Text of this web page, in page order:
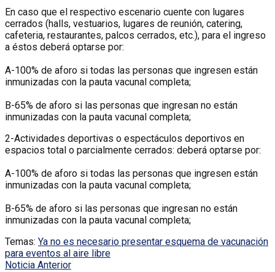
En caso que el respectivo escenario cuente con lugares
cerrados (halls, vestuarios, lugares de reunión, catering,
cafeteria, restaurantes, palcos cerrados, etc.), para el ingreso
a éstos deberá optarse por:
A-100% de aforo si todas las personas que ingresen están
inmunizadas con la pauta vacunal completa;
B-65% de aforo si las personas que ingresan no están
inmunizadas con la pauta vacunal completa;
2-Actividades deportivas o espectáculos deportivos en
espacios total o parcialmente cerrados: deberá optarse por:
A-100% de aforo si todas las personas que ingresen están
inmunizadas con la pauta vacunal completa;
B-65% de aforo si las personas que ingresan no están
inmunizadas con la pauta vacunal completa;
Temas: Ya no es necesario presentar esquema de vacunación
para eventos al aire libre
Noticia Anterior